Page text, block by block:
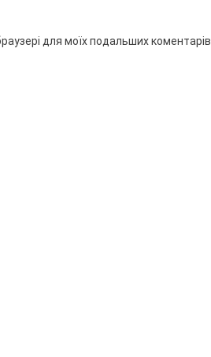
для моїх подальших коментарів.